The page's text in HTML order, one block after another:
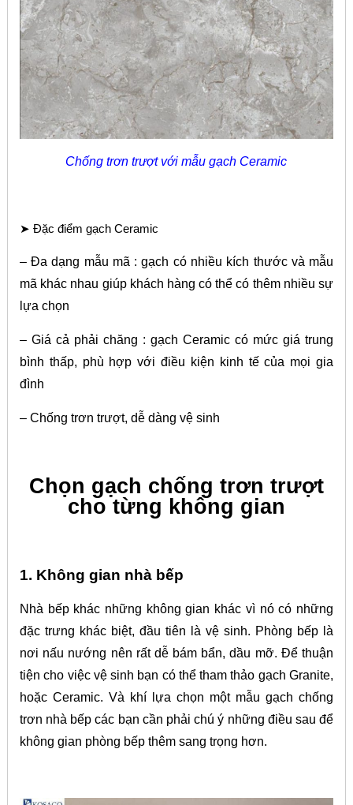
Chống trơn trượt với mẫu gạch Ceramic
➤ Đặc điểm gạch Ceramic
– Đa dạng mẫu mã : gạch có nhiều kích thước và mẫu
mã khác nhau giúp khách hàng có thể có thêm nhiều sự
lựa chọn
– Giá cả phải chăng : gạch Ceramic có mức giá trung
bình thấp, phù hợp với điều kiện kinh tế của mọi gia
đình
– Chống trơn trượt, dễ dàng vệ sinh
Chọn gạch chống trơn trượt
cho từng không gian
1. Không gian nhà bếp
Nhà bếp khác những không gian khác vì nó có những
đặc trưng khác biệt, đầu tiên là vệ sinh. Phòng bếp là
nơi nấu nướng nên rất dễ bám bẩn, dầu mỡ. Để thuận
tiện cho việc vệ sinh bạn có thể tham thảo gạch Granite,
hoặc Ceramic. Và khí lựa chọn một mẫu gạch chống
trơn nhà bếp các bạn cần phải chú ý những điều sau để
không gian phòng bếp thêm sang trọng hơn.